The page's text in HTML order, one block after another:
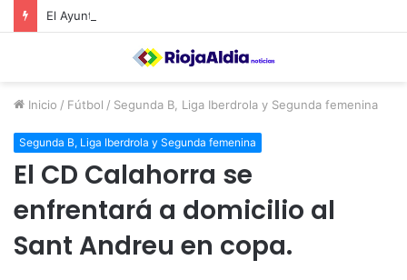
Inicio / Fútbol / Segunda B, Liga Iberdrola y Segunda femenina
Segunda B, Liga Iberdrola y Segunda femenina
El CD Calahorra se
enfrentará a domicilio al
Sant Andreu en copa.